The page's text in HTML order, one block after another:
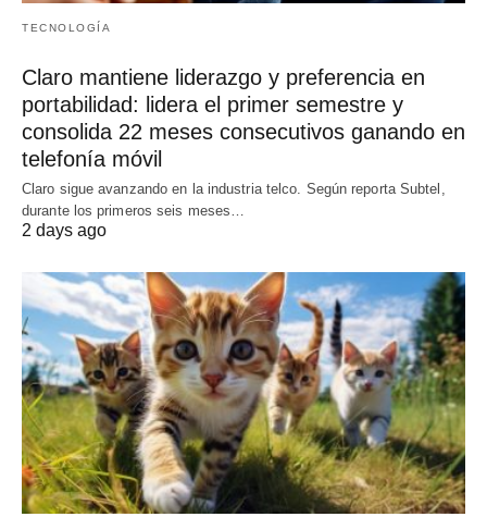
TECNOLOGÍA
Claro mantiene liderazgo y preferencia en
portabilidad: lidera el primer semestre y
consolida 22 meses consecutivos ganando en
telefonía móvil
Claro sigue avanzando en la industria telco. Según reporta Subtel,
durante los primeros seis meses…
2 days ago